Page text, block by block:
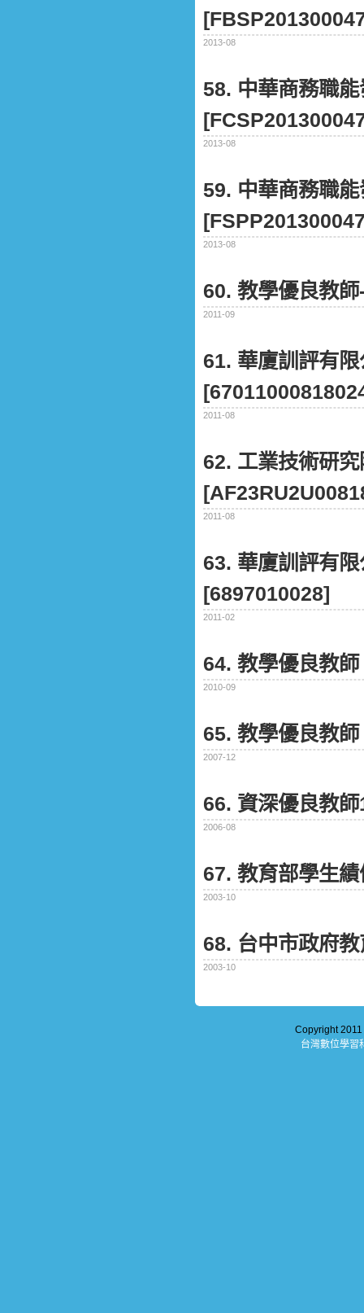
2013-08
58. 中華商務職
2013-08
59. 中華商務職
2013-08
60. 教學優良教
2011-09
61. 華廈訓評有
2011-08
62. 工業技術研
2011-08
63. 華廈訓評有
[6897010028]
2011-02
64. 教學優良教師
2010-09
65. 教學優良教師
2007-12
66. 資深優良教
2006-08
67. 教育部學生
2003-10
68. 台中市政府
2003-10
Copyright
台灣數位學習